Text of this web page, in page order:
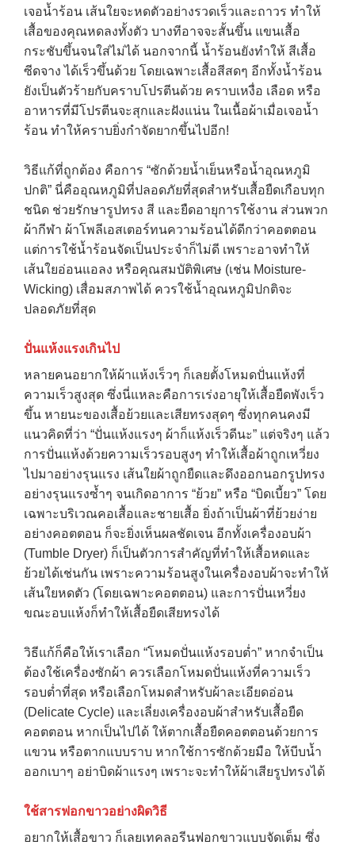
เจอน้ำร้อน เส้นใยจะหดตัวอย่างรวดเร็วและถาวร ทำให้
เสื้อของคุณหดลงทั้งตัว บางทีอาจจะสั้นขึ้น แขนเสื้อ
กระชับขึ้นจนใส่ไม่ได้ นอกจากนี้ น้ำร้อนยังทำให้ สีเสื้อ
ซีดจาง ได้เร็วขึ้นด้วย โดยเฉพาะเสื้อสีสดๆ อีกทั้งน้ำร้อน
ยังเป็นตัวร้ายกับคราบโปรตีนด้วย คราบเหงื่อ เลือด หรือ
อาหารที่มีโปรตีนจะสุกและฝังแน่น ในเนื้อผ้าเมื่อเจอน้ำ
ร้อน ทำให้คราบยิ่งกำจัดยากขึ้นไปอีก!
วิธีแก้ที่ถูกต้อง คือการ “ซักด้วยน้ำเย็นหรือน้ำอุณหภูมิ
ปกติ” นี่คืออุณหภูมิที่ปลอดภัยที่สุดสำหรับเสื้อยืดเกือบทุก
ชนิด ช่วยรักษารูปทรง สี และยืดอายุการใช้งาน ส่วนพวก
ผ้ากีฬา ผ้าโพลีเอสเตอร์ทนความร้อนได้ดีกว่าคอตตอน
แต่การใช้น้ำร้อนจัดเป็นประจำก็ไม่ดี เพราะอาจทำให้
เส้นใยอ่อนแอลง หรือคุณสมบัติพิเศษ (เช่น Moisture-
Wicking) เสื่อมสภาพได้ ควรใช้น้ำอุณหภูมิปกติจะ
ปลอดภัยที่สุด
ปั่นแห้งแรงเกินไป
หลายคนอยากให้ผ้าแห้งเร็วๆ ก็เลยตั้งโหมดปั่นแห้งที่
ความเร็วสูงสุด ซึ่งนี่แหละคือการเร่งอายุให้เสื้อยืดพังเร็ว
ขึ้น หายนะของเสื้อย้วยและเสียทรงสุดๆ ซึ่งทุกคนคงมี
แนวคิดที่ว่า “ปั่นแห้งแรงๆ ผ้าก็แห้งเร็วดีนะ” แต่จริงๆ แล้ว
การปั่นแห้งด้วยความเร็วรอบสูงๆ ทำให้เสื้อผ้าถูกเหวี่ยง
ไปมาอย่างรุนแรง เส้นใยผ้าถูกยืดและดึงออกนอกรูปทรง
อย่างรุนแรงซ้ำๆ จนเกิดอาการ “ย้วย” หรือ “บิดเบี้ยว” โดย
เฉพาะบริเวณคอเสื้อและชายเสื้อ ยิ่งถ้าเป็นผ้าที่ย้วยง่าย
อย่างคอตตอน ก็จะยิ่งเห็นผลชัดเจน อีกทั้งเครื่องอบผ้า
(Tumble Dryer) ก็เป็นตัวการสำคัญที่ทำให้เสื้อหดและ
ย้วยได้เช่นกัน เพราะความร้อนสูงในเครื่องอบผ้าจะทำให้
เส้นใยหดตัว (โดยเฉพาะคอตตอน) และการปั่นเหวี่ยง
ขณะอบแห้งก็ทำให้เสื้อยืดเสียทรงได้
วิธีแก้ก็คือให้เราเลือก “โหมดปั่นแห้งรอบต่ำ” หากจำเป็น
ต้องใช้เครื่องซักผ้า ควรเลือกโหมดปั่นแห้งที่ความเร็ว
รอบต่ำที่สุด หรือเลือกโหมดสำหรับผ้าละเอียดอ่อน
(Delicate Cycle) และเลี่ยงเครื่องอบผ้าสำหรับเสื้อยืด
คอตตอน หากเป็นไปได้ ให้ตากเสื้อยืดคอตตอนด้วยการ
แขวน หรือตากแบบราบ หากใช้การซักด้วยมือ ให้บีบน้ำ
ออกเบาๆ อย่าบิดผ้าแรงๆ เพราะจะทำให้ผ้าเสียรูปทรงได้
ใช้สารฟอกขาวอย่างผิดวิธี
อยากให้เสื้อขาว ก็เลยเทคลอรีนฟอกขาวแบบจัดเต็ม ซึ่ง